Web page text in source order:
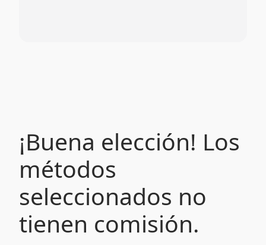
¡Buena elección! Los
métodos
seleccionados no
tienen comisión.